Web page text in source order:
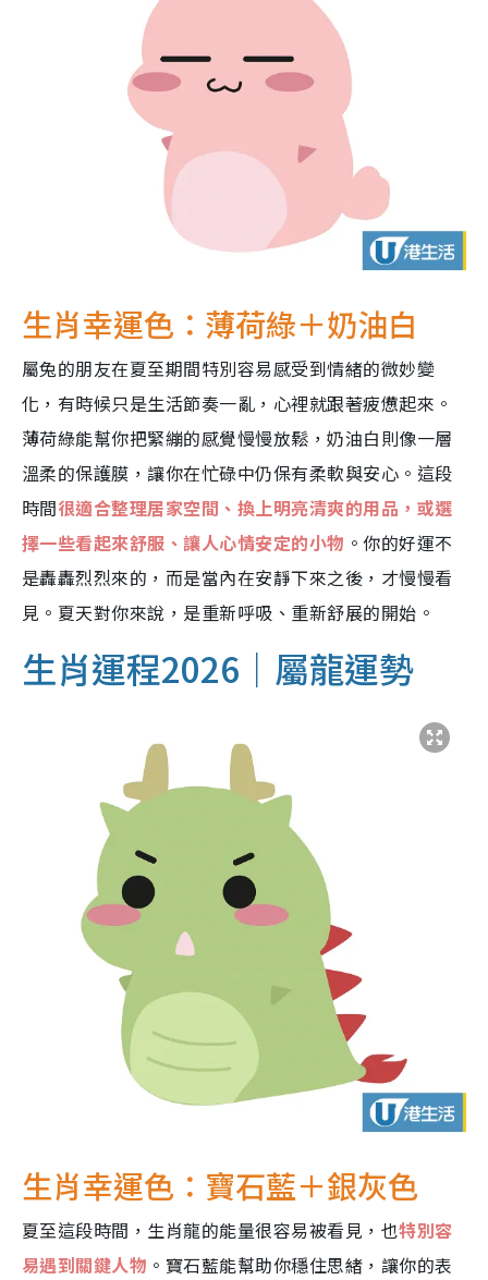
生肖幸運色：薄荷綠＋奶油白
屬兔的朋友在夏至期間特別容易感受到情緒的微妙變
化，有時候只是生活節奏一亂，心裡就跟著疲憊起來。
薄荷綠能幫你把緊繃的感覺慢慢放鬆，奶油白則像一層
溫柔的保護膜，讓你在忙碌中仍保有柔軟與安心。這段
時間很適合整理居家空間、換上明亮清爽的用品，或選
擇一些看起來舒服、讓人心情安定的小物 。你的好運不
是轟轟烈烈來的，而是當內在安靜下來之後，才慢慢看
見。夏天對你來說，是重新呼吸、重新舒展的開始。
生肖運程2026｜屬龍運勢
生肖幸運色：寶石藍＋銀灰色
夏至這段時間，生肖龍的能量很容易被看見，也特別容
易遇到關鍵人物 。寶石藍能幫助你穩住思緒，讓你的表